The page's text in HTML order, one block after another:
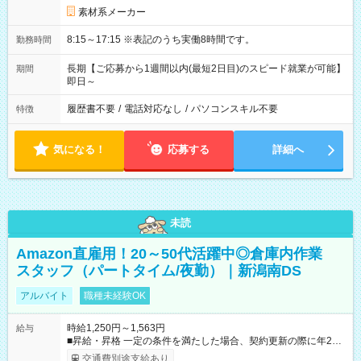
素材系メーカー
勤務時間 8:15～17:15 ※表記のうち実働8時間です。
期間
長期【ご応募から1週間以内(最短2日目)のスピード就業が可能】
即日～
特徴 履歴書不要 / 電話対応なし / パソコンスキル不要
気になる！ 応募する 詳細へ
未読
Amazon直雇用！20～50代活躍中◎倉庫内作業
スタッフ（パートタイム/夜勤）｜新潟南DS
アルバイト 職種未経験OK
給与
時給1,250円～1,563円
■昇給・昇格 一定の条件を満たした場合、契約更新の際に年2回
まで昇給の機会があります。 ■正社員登用制度あり ※月末締/翌
交通費別途支給あり